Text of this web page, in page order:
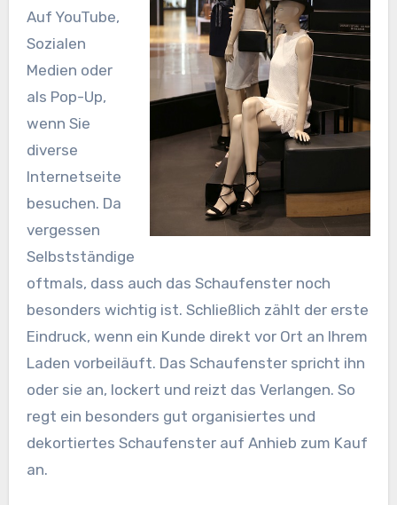
Auf YouTube,
Sozialen
Medien oder
als Pop-Up,
wenn Sie
diverse
Internetseite
besuchen. Da
vergessen
Selbstständige
oftmals, dass auch das Schaufenster noch
besonders wichtig ist. Schließlich zählt der erste
Eindruck, wenn ein Kunde direkt vor Ort an Ihrem
Laden vorbeiläuft. Das Schaufenster spricht ihn
oder sie an, lockert und reizt das Verlangen. So
regt ein besonders gut organisiertes und
dekortiertes Schaufenster auf Anhieb zum Kauf
an.